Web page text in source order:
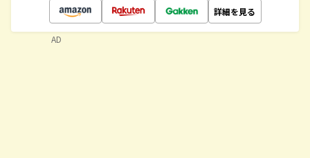
詳細を見る
AD